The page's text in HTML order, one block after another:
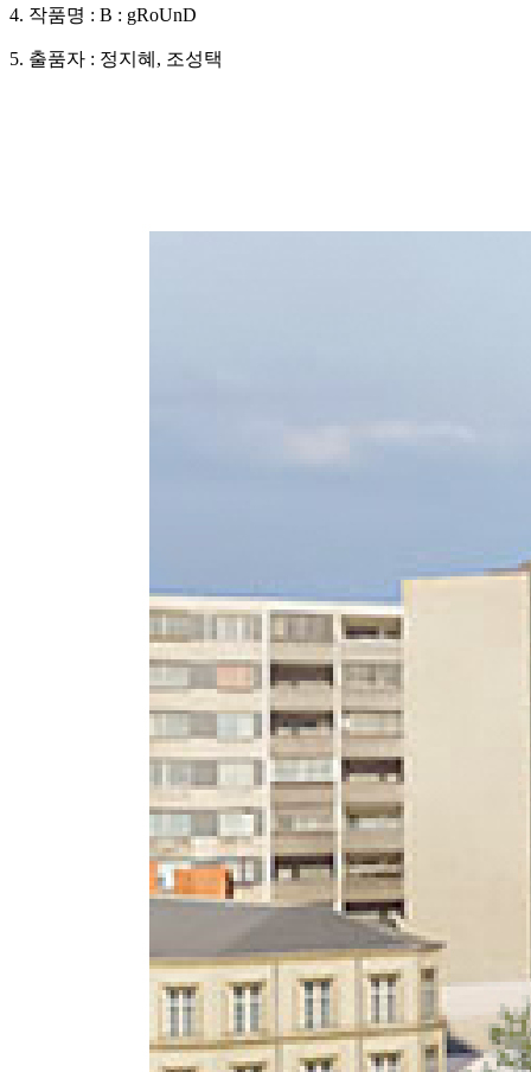
4. 작품명 : B : gRoUnD
5. 출품자 : 정지혜, 조성택